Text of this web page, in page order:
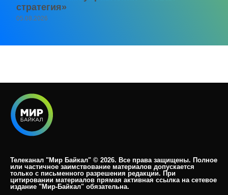
стратегия»
05.08.2026
Телеканал "Мир Байкал" © 2026. Все права защищены. Полное
или частичное заимствование материалов допускается
только с письменного разрешения редакции. При
цитировании материалов прямая активная ссылка на сетевое
издание "Мир-Байкал" обязательна.​